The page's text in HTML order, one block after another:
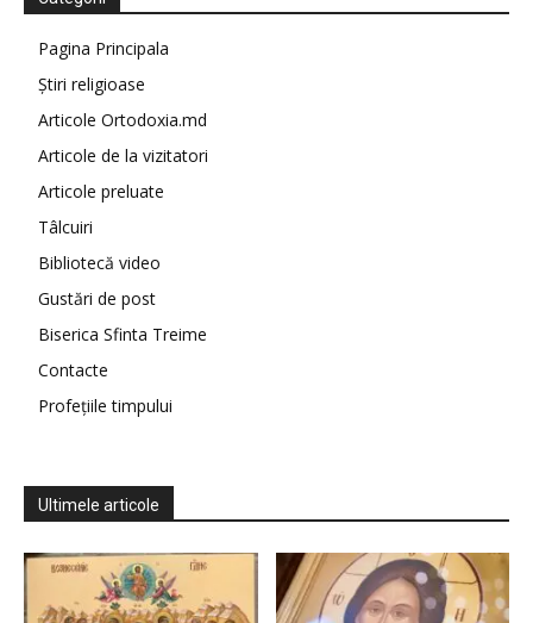
Pagina Principala
Știri religioase
Articole Ortodoxia.md
Articole de la vizitatori
Articole preluate
Tâlcuiri
Bibliotecă video
Gustări de post
Biserica Sfinta Treime
Contacte
Profețiile timpului
Ultimele articole